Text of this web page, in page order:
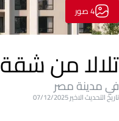
4 صور
تلالا من شقة
في مدينة مصر
تاريخ التحديث الاخير 07/12/2025